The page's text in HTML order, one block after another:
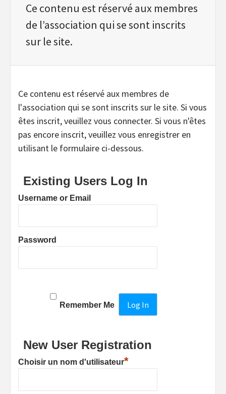
Ce contenu est réservé aux membres
de l’association qui se sont inscrits
sur le site.
Ce contenu est réservé aux membres de
l'association qui se sont inscrits sur le site. Si vous
êtes inscrit, veuillez vous connecter. Si vous n'êtes
pas encore inscrit, veuillez vous enregistrer en
utilisant le formulaire ci-dessous.
Existing Users Log In
Username or Email
Password
Remember Me
New User Registration
Choisir un nom d'utilisateur*